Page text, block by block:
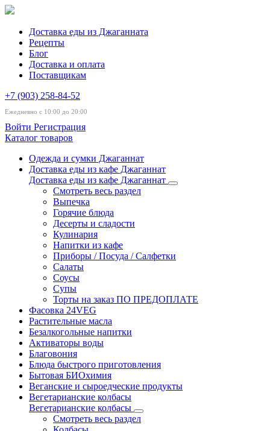
Доставка еды из Джаганната
Рецепты
Блог
Доставка и оплата
Поставщикам
+7 (903) 258-84-52
Ежедневно с 10:00 до 20:00
Войти Регистрация
Каталог товаров
Одежда и сумки Джаганнат
Доставка еды из кафе Джаганнат
Доставка еды из кафе Джаганнат
Смотреть весь раздел
Выпечка
Горячие блюда
Десерты и сладости
Кулинария
Напитки из кафе
Приборы / Посуда / Салфетки
Салаты
Соусы
Супы
Торты на заказ ПО ПРЕДОПЛАТЕ
Фасовка 24VEG
Растительные масла
Безалкогольные напитки
Активаторы воды
Благовония
Блюда быстрого приготовления
Бытовая БИОхимия
Веганские и сыроедческие продукты
Вегетарианские колбасы
Вегетарианские колбасы
Смотреть весь раздел